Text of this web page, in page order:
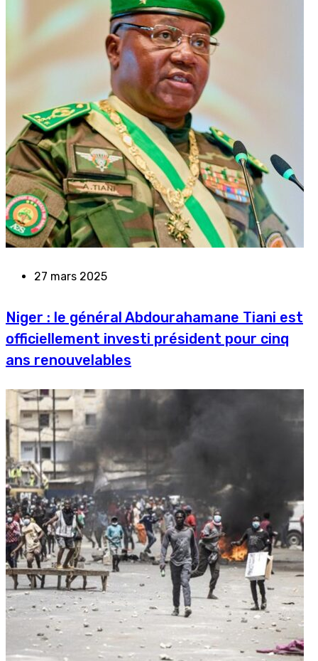
27 mars 2025
Niger : le général Abdourahamane Tiani est
officiellement investi président pour cinq
ans renouvelables